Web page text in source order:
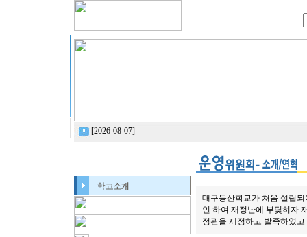
[2026-08-07]
대구등산학교가 처음 설립
인 하여 재정난에 부딪히자
정관을 제정하고 발족하였